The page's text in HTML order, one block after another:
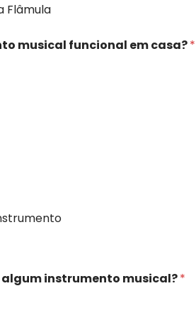
Flâmula
musical funcional em casa?*
instrumento musical?*